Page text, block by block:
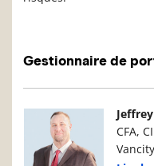
Gestionnaire de
Photo du
CFA,